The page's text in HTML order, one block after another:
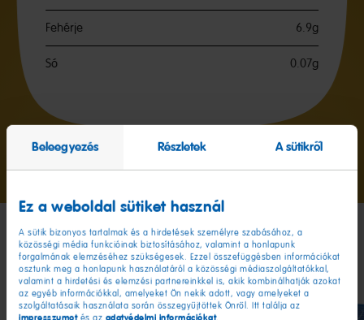
Beleegyezés Részletek A sütikről
Ez a weboldal sütiket használ
A sütik bizonyos tartalmak és a hirdetések személyre szabásához, a
közösségi média funkcióinak biztosításához, valamint a honlapunk
forgalmának elemzéséhez szükségesek. Ezzel összefüggésben információkat
osztunk meg a honlapunk használatáról a közösségi médiaszolgáltatókkal,
valamint a hirdetési és elemzési partnereinkkel is, akik kombinálhatják azokat
az egyéb információkkal, amelyeket Ön nekik adott, vagy amelyeket a
szolgáltatásaik használata során összegyűjtöttek Önről. Itt találja az
impresszumot és az adatvédelmi információkat.
Fehérje 6.9g
Só 0.07g
1
2
A haverjaim, válassz!